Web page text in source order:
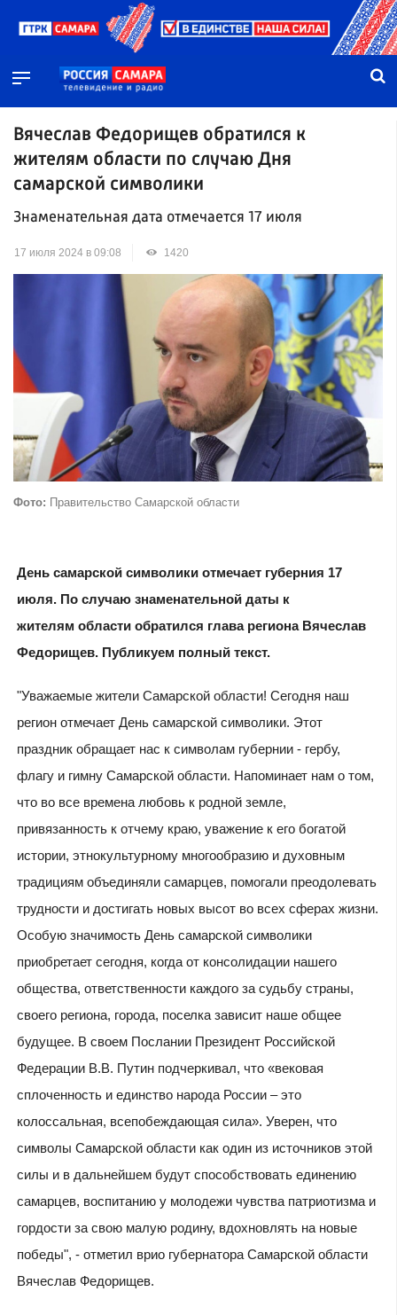
Вячеслав Федорищев обратился к
жителям области по случаю Дня
самарской символики
Знаменательная дата отмечается 17 июля
17 июля 2024 в 09:08 1420
Фото: Правительство Самарской области
День самарской символики отмечает губерния 17
июля. По случаю знаменательной даты к
жителям области обратился глава региона Вячеслав
Федорищев. Публикуем полный текст.
"Уважаемые жители Самарской области! Сегодня наш
регион отмечает День самарской символики. Этот
праздник обращает нас к символам губернии - гербу,
флагу и гимну Самарской области. Напоминает нам о том,
что во все времена любовь к родной земле,
привязанность к отчему краю, уважение к его богатой
истории, этнокультурному многообразию и духовным
традициям объединяли самарцев, помогали преодолевать
трудности и достигать новых высот во всех сферах жизни.
Особую значимость День самарской символики
приобретает сегодня, когда от консолидации нашего
общества, ответственности каждого за судьбу страны,
своего региона, города, поселка зависит наше общее
будущее. В своем Послании Президент Российской
Федерации В.В. Путин подчеркивал, что «вековая
сплоченность и единство народа России – это
колоссальная, всепобеждающая сила». Уверен, что
символы Самарской области как один из источников этой
силы и в дальнейшем будут способствовать единению
самарцев, воспитанию у молодежи чувства патриотизма и
гордости за свою малую родину, вдохновлять на новые
победы", - отметил врио губернатора Самарской области
Вячеслав Федорищев.